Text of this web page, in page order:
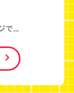
で...